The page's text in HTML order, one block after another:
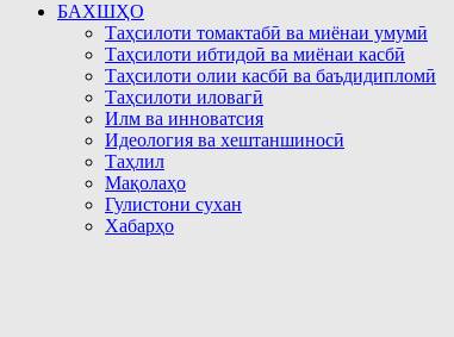
БАХШҲО
Таҳсилоти томактабӣ ва миёнаи умумӣ
Таҳсилоти ибтидоӣ ва миёнаи касбӣ
Таҳсилоти олии касбӣ ва баъдидипломӣ
Таҳсилоти иловагӣ
Илм ва инноватсия
Идеология ва хештаншиносӣ
Таҳлил
Мақолаҳо
Гулистони сухан
Хабарҳо